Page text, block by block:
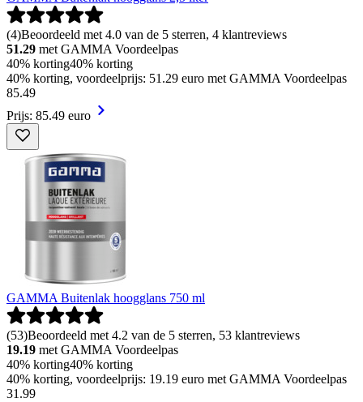
(4)Beoordeeld met 4.0 van de 5 sterren, 4 klantreviews
51.29 met GAMMA Voordeelpas
40% korting40% korting
40% korting, voordeelprijs: 51.29 euro met GAMMA Voordeelpas
85.49
Prijs: 85.49 euro
GAMMA Buitenlak hoogglans 750 ml
(53)Beoordeeld met 4.2 van de 5 sterren, 53 klantreviews
19.19 met GAMMA Voordeelpas
40% korting40% korting
40% korting, voordeelprijs: 19.19 euro met GAMMA Voordeelpas
31.99